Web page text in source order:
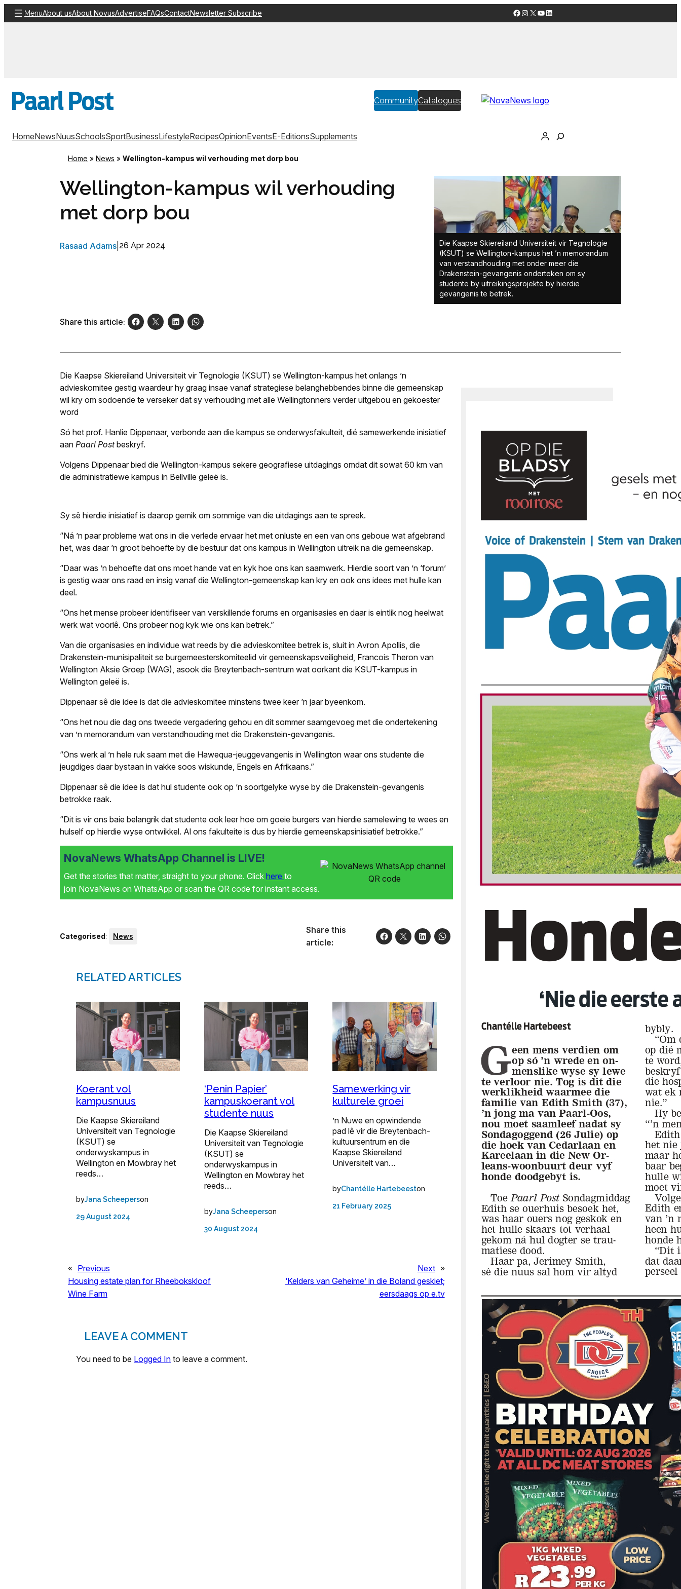
Skip
to
MenuAbout usAbout NovusAdvertiseFAQsContactNewsletter Subscribe Facebook
Instagram
X YouTube
LinkedIn
CommunityCatalogues
HomeNewsNuusSchoolsSportBusinessLifestyleRecipesOpinionEventsE-EditionsSupplements
Home » News » Wellington-kampus wil verhouding met dorp bou
Wellington-kampus wil verhouding
met dorp bou
Rasaad Adams 26 Apr 2024
Share this article:
Die Kaapse Skiereiland Universiteit vir Tegnologie
(KSUT) se Wellington-kampus het ’n memorandum
van verstandhouding met onder meer die
Drakenstein-gevangenis onderteken om sy
studente by uitreikingsprojekte by hierdie
gevangenis te betrek.
Die Kaapse Skiereiland Universiteit vir Tegnologie (KSUT) se Wellington-kampus het onlangs ’n
advieskomitee gestig waardeur hy graag insae vanaf strategiese belanghebbendes binne die gemeenskap
wil kry om sodoende te verseker dat sy verhouding met alle Wellingtonners verder uitgebou en gekoester
word
Só het prof. Hanlie Dippenaar, verbonde aan die kampus se onderwysfakulteit, dié samewerkende inisiatief
aan Paarl Postbeskryf.
Volgens Dippenaar bied die Wellington-kampus sekere geografiese uitdagings omdat dit sowat 60 km van
die administratiewe kampus in Bellville geleë is.
Sy sê hierdie inisiatief is daarop gemik om sommige van die uitdagings aan te spreek.
“Ná ’n paar probleme wat ons in die verlede ervaar het met onluste en een van ons geboue wat afgebrand
het, was daar ’n groot behoefte by die bestuur dat ons kampus in Wellington uitreik na die gemeenskap.
“Daar was ’n behoefte dat ons moet hande vat en kyk hoe ons kan saamwerk. Hierdie soort van ’n ‘forum’
is gestig waar ons raad en insig vanaf die Wellington-gemeenskap kan kry en ook ons idees met hulle kan
deel.
“Ons het mense probeer identifiseer van verskillende forums en organisasies en daar is eintlik nog heelwat
werk wat voorlê. Ons probeer nog kyk wie ons kan betrek.”
Van die organisasies en individue wat reeds by die advieskomitee betrek is, sluit in Avron Apollis, die
Drakenstein-munisipaliteit se burgemeesterskomiteelid vir gemeenskapsveiligheid, Francois Theron van
Wellington Aksie Groep (WAG), asook die Breytenbach-sentrum wat oorkant die KSUT-kampus in
Wellington geleë is.
Dippenaar sê die idee is dat die advieskomitee minstens twee keer ’n jaar byeenkom.
“Ons het nou die dag ons tweede vergadering gehou en dit sommer saamgevoeg met die ondertekening
van ’n memorandum van verstandhouding met die Drakenstein-gevangenis.
“Ons werk al ’n hele ruk saam met die Hawequa-jeuggevangenis in Wellington waar ons studente die
jeugdiges daar bystaan in vakke soos wiskunde, Engels en Afrikaans.”
Dippenaar sê die idee is dat hul studente ook op ’n soortgelyke wyse by die Drakenstein-gevangenis
betrokke raak.
“Dit is vir ons baie belangrik dat studente ook leer hoe om goeie burgers van hierdie samelewing te wees en
hulself op hierdie wyse ontwikkel. Al ons fakulteite is dus by hierdie gemeenskapsinisiatief betrokke.”
NovaNews WhatsApp Channel is LIVE!
Get the stories that matter, straight to your phone. Click here to
join NovaNews on WhatsApp or scan the QR code for instant access.
Categorised: News
Share this
article:
RELATED ARTICLES
Koerant vol
kampusnuus
Die Kaapse Skiereiland
Universiteit van Tegnologie
(KSUT) se
onderwyskampus in
Wellington en Mowbray het
reeds…
byJana Scheeperson
29 August 2024
‘Penin Papier’
kampuskoerant vol
studente nuus
Die Kaapse Skiereiland
Universiteit van Tegnologie
(KSUT) se
onderwyskampus in
Wellington en Mowbray het
reeds…
byJana Scheeperson
30 August 2024
Samewerking vir
kulturele groei
’n Nuwe en opwindende
pad lê vir die Breytenbach-
kultuursentrum en die
Kaapse Skiereiland
Universiteit van…
byChantélle Hartebeeston
21 February 2025
« Previous
Housing estate plan for Rheebokskloof
Wine Farm
Next »
‘Kelders van Geheime’ in die Boland geskiet;
eersdaags op e.tv
LEAVE A COMMENT
You need to be Logged In to leave a comment.